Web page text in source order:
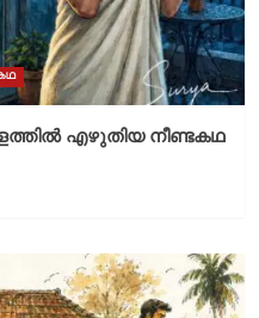
എഴുതിയ നീണ്ടകഥ